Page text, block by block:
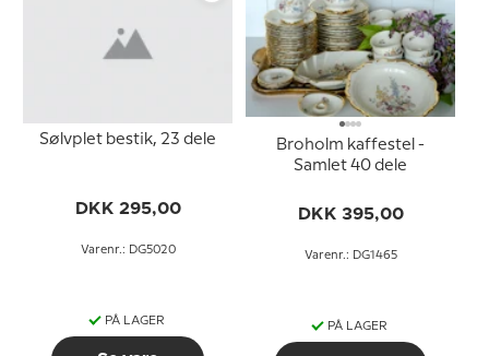
Sølvplet bestik, 23 dele
DKK 295,00
Varenr.: DG5020
PÅ LAGER
Broholm kaffestel -
Samlet 40 dele
DKK 395,00
Varenr.: DG1465
PÅ LAGER